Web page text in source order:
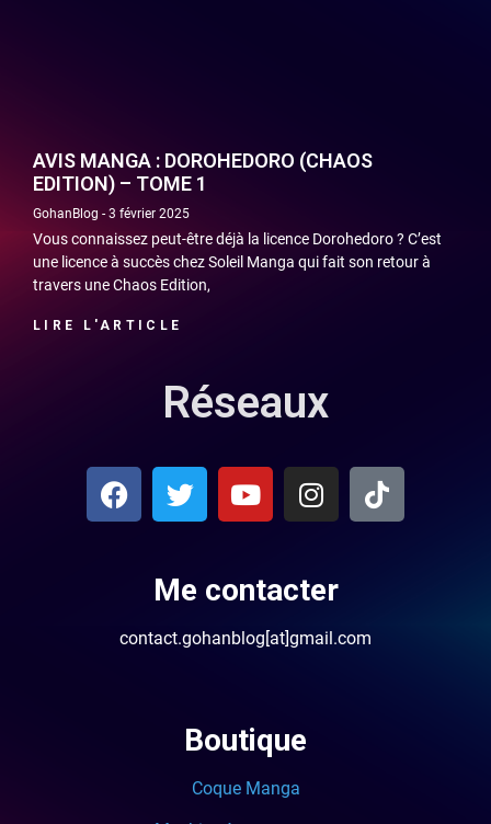
AVIS MANGA : DOROHEDORO (CHAOS
EDITION) – TOME 1
GohanBlog 3 février 2025
Vous connaissez peut-être déjà la licence Dorohedoro ? C’est
une licence à succès chez Soleil Manga qui fait son retour à
travers une Chaos Edition,
LIRE L'ARTICLE
Réseaux
Me contacter
contact.gohanblog[at]gmail.com
Boutique
Coque Manga